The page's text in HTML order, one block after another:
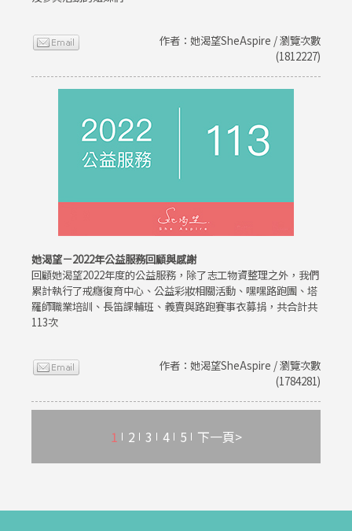
作者：她渴望SheAspire / 瀏覽次數
(1812227)
她渴望－2022年公益服務回顧與感謝
回顧她渴望2022年度的公益服務，除了志工物資整理之外，我們
累計執行了戒癮復育中心、公益彩妝相關活動、嘿嘿路跑團、塔
羅師職業培訓、長笛課輔班、義賣與路跑賽事衣募捐，共合計共
113次
作者：她渴望SheAspire / 瀏覽次數
(1784281)
1 2 3 4 5 下一頁>